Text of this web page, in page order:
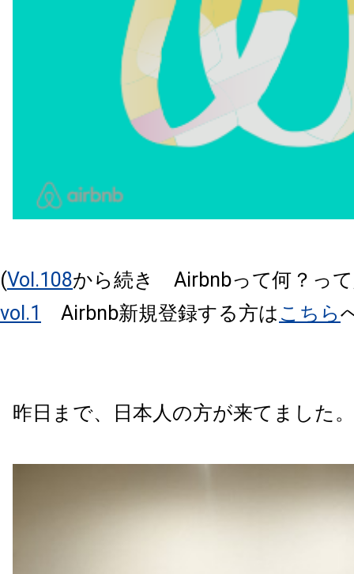
(Vol.108から続き Airbnbって何？っ
vol.1
Airbnb新規登録する方は こちら
昨日まで、日本人の方が来てました。